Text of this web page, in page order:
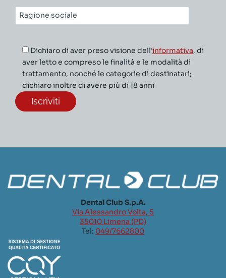
Ragione
sociale*
Dichiaro di aver preso visione dell’informativa, di
aver letto e compreso le finalità e le modalità di
trattamento, nonché le categorie di destinatari;
dichiaro inoltre di avere più di 18 anni
Dental Club S.p.A.
Via Alessandro Volta, 5
35010 Limena (PD)
Tel: 049/7662800